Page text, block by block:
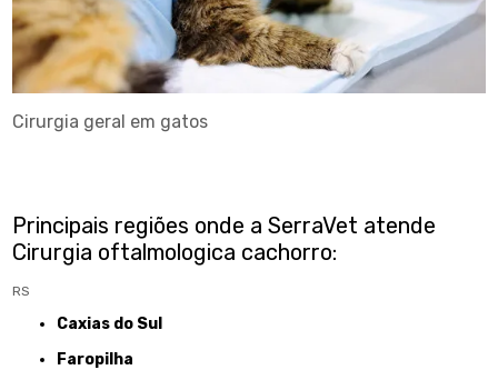
Cirurgia geral em gatos
Principais regiões onde a SerraVet atende
Cirurgia oftalmologica cachorro:
RS
Caxias do Sul
Faropilha